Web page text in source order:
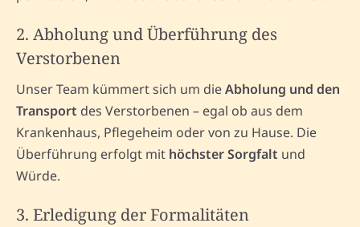
2. Abholung und Überführung des
Verstorbenen
Unser Team kümmert sich um dieAbholung und den
Transport des Verstorbenen – egal ob aus dem
Krankenhaus, Pflegeheim oder von zu Hause. Die
Überführung erfolgt mit höchster Sorgfalt und
Würde.
3. Erledigung der Formalitäten